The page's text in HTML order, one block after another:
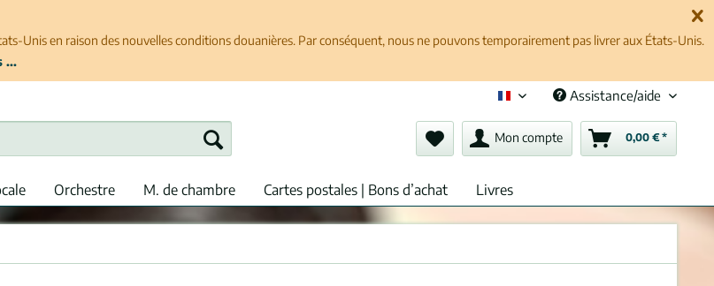
Unis en raison des nouvelles conditions douanières. Par conséquent, nous ne pouvons temporairement pas livrer aux États-Unis.
...
Français (fr)Assistance/aide
Mon compte 0,00 € *
Orchestre M. de chambre Cartes postales | Bons d’achat Livres